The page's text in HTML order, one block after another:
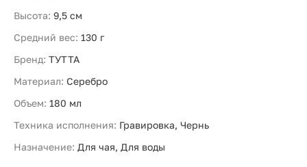
Высота: 9,5 см
Средний вес: 130 г
Бренд: ТУТТА
Материал: Серебро
Объем: 180 мл
Техника исполнения: Гравировка, Чернь
Назначение: Для чая, Для воды